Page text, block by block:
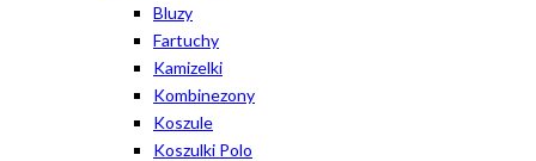
Bluzy
Fartuchy
Kamizelki
Kombinezony
Koszule
Koszulki Polo